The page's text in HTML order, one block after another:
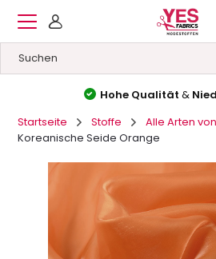
Hohe Qualität &
Startseite
Stoffe
Alle Arten
Koreanische Seide Orange